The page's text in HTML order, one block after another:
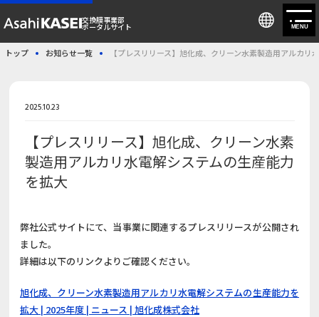
交換膜事業部
ポータルサイト
製品情報
技術情報
お知らせ
お問い合わせ
MENU
トップ お知らせ一覧 【プレスリリース】旭化成、クリーン水素製造用アルカリ
2025.10.23
【プレスリリース】旭化成、クリーン水素
製造用アルカリ水電解システムの生産能力
を拡大
弊社公式サイトにて、当事業に関連するプレスリリースが公開され
ました。
詳細は以下のリンクよりご確認ください。
旭化成、クリーン水素製造用アルカリ水電解システムの生産能力を
拡大 | 2025年度 | ニュース | 旭化成株式会社